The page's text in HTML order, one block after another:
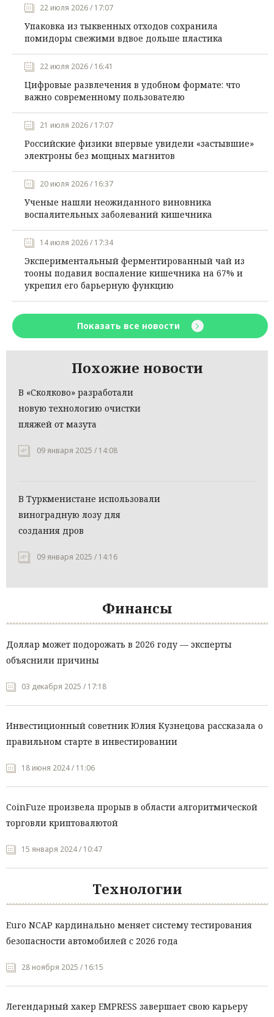
22 июля 2026 / 17:07
Упаковка из тыквенных отходов сохранила
помидоры свежими вдвое дольше пластика
22 июля 2026 / 16:41
Цифровые развлечения в удобном формате: что
важно современному пользователю
21 июля 2026 / 17:07
Российские физики впервые увидели «застывшие»
электроны без мощных магнитов
20 июля 2026 / 16:37
Ученые нашли неожиданного виновника
воспалительных заболеваний кишечника
14 июля 2026 / 17:34
Экспериментальный ферментированный чай из
тооны подавил воспаление кишечника на 67% и
укрепил его барьерную функцию
Показать все новости
Похожие новости
В «Сколково» разработали
новую технологию очистки
пляжей от мазута
09 января 2025 / 14:08
В Туркменистане использовали
виноградную лозу для
создания дров
09 января 2025 / 14:16
Финансы
Доллар может подорожать в 2026 году — эксперты
объяснили причины
03 декабря 2025 / 17:18
Инвестиционный советник Юлия Кузнецова рассказала о
правильном старте в инвестировании
18 июня 2024 / 11:06
CoinFuze произвела прорыв в области алгоритмической
торговли криптовалютой
15 января 2024 / 10:47
Технологии
Euro NCAP кардинально меняет систему тестирования
безопасности автомобилей с 2026 года
28 ноября 2025 / 16:15
Легендарный хакер EMPRESS завершает свою карьеру